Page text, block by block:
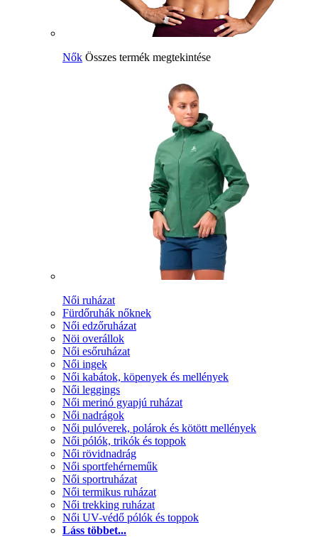
Nők Összes termék megtekintése
Női ruházat
Fürdőruhák nőknek
Női edzőruházat
Nöi overállok
Női esőruházat
Női ingek
Női kabátok, köpenyek és mellények
Női leggings
Női merinó gyapjú ruházat
Női nadrágok
Női pulóverek, polárok és kötött mellények
Női pólók, trikók és toppok
Női rövidnadrág
Női sportfehérneműk
Női sportruházat
Női termikus ruházat
Női trekking ruházat
Női UV-védő pólók és toppok
Láss többet...